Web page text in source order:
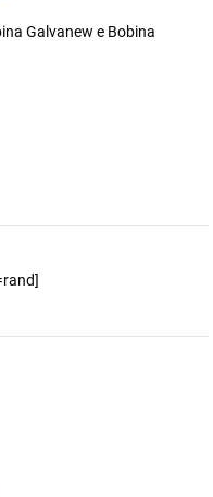
Galvanew e Bobina